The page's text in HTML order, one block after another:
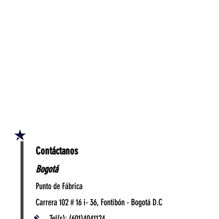
Contáctanos
Bogotá
Punto de Fábrica
Carrera 102 # 16 i- 36, Fontibón - Bogotá D.C